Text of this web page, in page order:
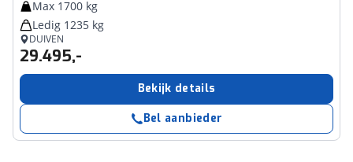
Max 1700 kg
Ledig 1235 kg
DUIVEN
29.495,-
Bekijk details
Bel aanbieder